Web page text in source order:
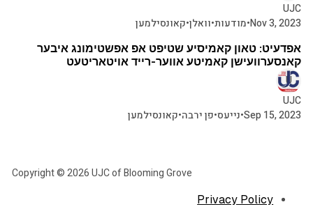
UJC
Nov 3, 2023
•מודעות•וואלן•קאונסילמען א מינוט צו לייענען
אפדעיט: טאון קאמיסיע שטיפט אפ אפשטימונג איבער
קאנסערוועישן קאמיטע אווער-רייד אויטאריטעט
UJC
Sep 15, 2023
•נייעס•פן ירבה•קאונסילמען
Copyright © 2026 UJC of Blooming Grove
Privacy Policy